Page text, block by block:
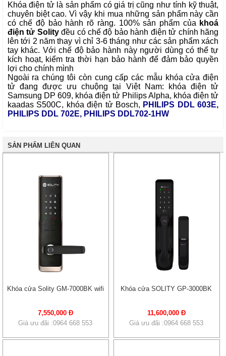
Khóa điện tử là sản phẩm có giá trị cũng như tính kỹ thuật,
chuyên biệt cao. Vì vậy khi mua những sản phẩm này cần
có chế độ bảo hành rõ ràng. 100% sản phẩm của khoá
điện tử Solityđều có chế độ bảo hành điện tử chính hãng
lên tới 2 năm thay vì chỉ 3-6 tháng như các sản phẩm xách
tay khác. Với chế độ bảo hành này người dùng có thể tự
kích hoạt, kiểm tra thời hạn bảo hành để đảm bảo quyền
lợi cho chính mình
Ngoài ra chúng tôi còn cung cấp các mẫu khóa cửa điện
tử đang được ưu chuộng tại Việt Nam:
khóa điện tử
Samsung DP 609, khóa điện tử Philips Alpha, khóa điện tử
kaadas S500C, khóa điện tử Bosch, PHILIPS DDL 603E,
PHILIPS DDL 702E, PHILIPS DDL702-1HW
SẢN PHẨM LIÊN QUAN
Khóa cửa Solity GM-7000BK wifi
7,550,000 Đ
Giá ưu đãi :0964 668 553
Khóa cửa SOLITY GP-3000BK
11,600,000 Đ
Giá ưu đãi :0964 668 553